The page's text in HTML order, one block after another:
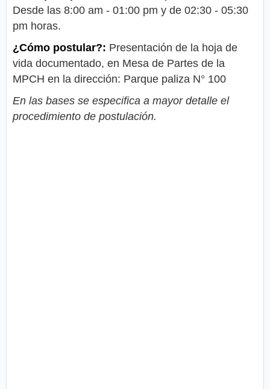
Desde las 8:00 am - 01:00 pm y de 02:30 - 05:30
pm horas.
¿Cómo postular?: Presentación de la hoja de
vida documentado, en Mesa de Partes de la
MPCH en la dirección: Parque paliza N° 100
En las bases se especifica a mayor detalle el
procedimiento de postulación.